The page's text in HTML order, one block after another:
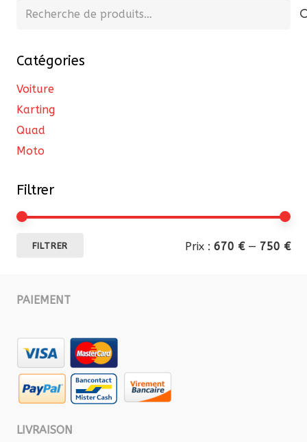
Recherche
Catégories
Voiture
Karting
Quad
Moto
Filtrer
FILTRER Prix : 670 €— 750 €
PAIEMENT
LIVRAISON